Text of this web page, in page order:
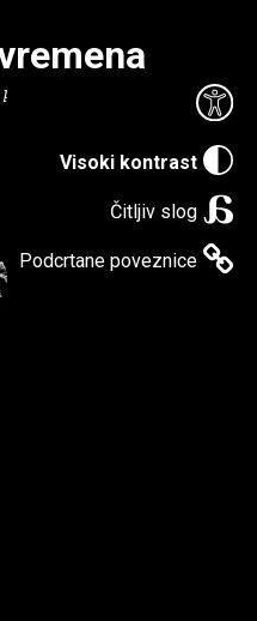
Visoki kontrast
Čitljiv slog
Podcrtane poveznice
knjiga.